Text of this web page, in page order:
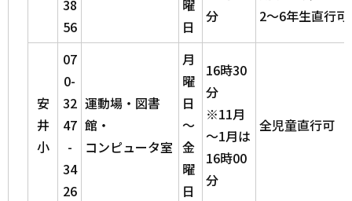
38
56
曜
日
分
2～6年生直行可
安
井
小
07
0-
32
47
-
34
26
運動場・図書
館・
コンピュータ室
月
曜
日
～
金
曜
日
16時30
分
※11月
～1月は
16時00
分
全児童直行可